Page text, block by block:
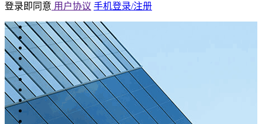
登录即同意 用户协议 手机登录/注册